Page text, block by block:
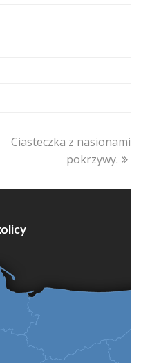
next
Ciasteczka z nasionami
pokrzywy.